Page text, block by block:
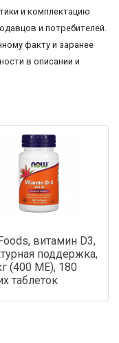
и комплектацию
и потребителей.
факту и заранее
в описании и
витамин D3,
поддержка,
(400 МЕ), 180
таблеток